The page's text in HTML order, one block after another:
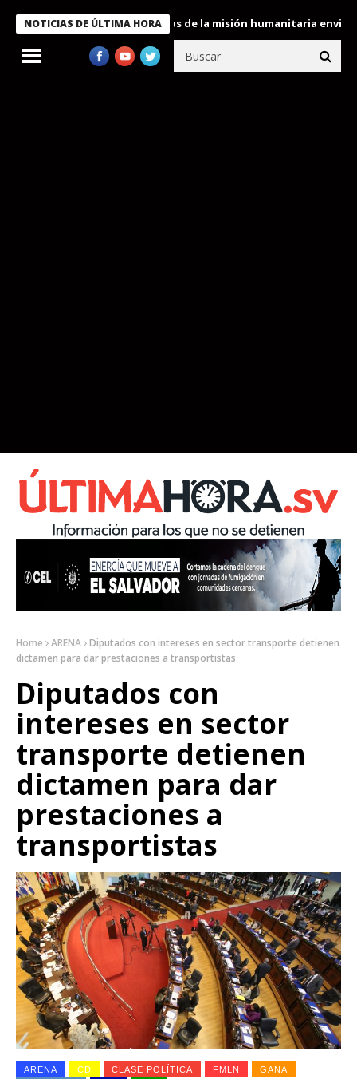
NOTICIAS DE ÚLTIMA HORA
condecora a miembros de la misión humanitaria enviada a
Home ARENA Diputados con intereses en sector transporte detienen
dictamen para dar prestaciones a transportistas
Diputados con
intereses en sector
transporte detienen
dictamen para dar
prestaciones a
transportistas
ARENA CD CLASE POLÍTICA FMLN
GANA